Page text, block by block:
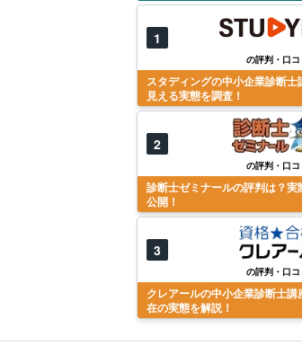
1
の評判・口コ
スタディングの中小企業診断
見える実態を調査！
2
の評判・口コ
診断士ゼミナールの評判は？
公開！
3
の評判・口コ
クレアールの中小企業診断士
在の実態を解説！